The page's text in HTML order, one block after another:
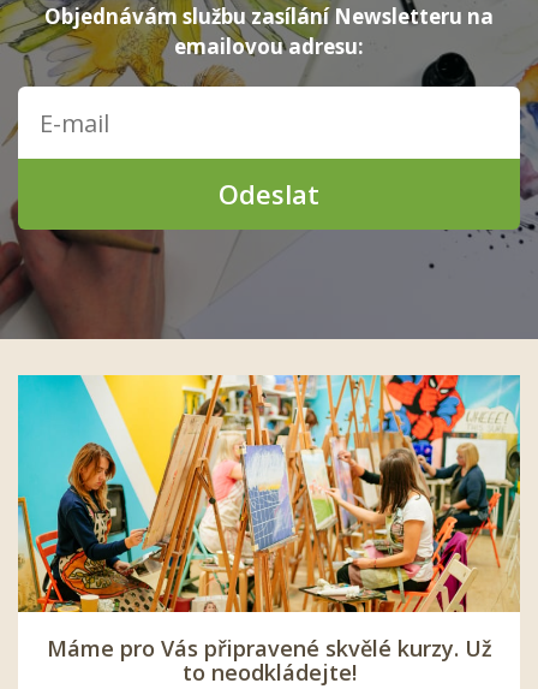
Objednávám službu zasílání Newsletteru na
emailovou adresu:
Odeslat
Máme pro Vás připravené skvělé kurzy. Už
to neodkládejte!